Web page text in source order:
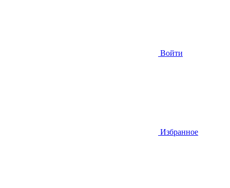
Войти
Избранное